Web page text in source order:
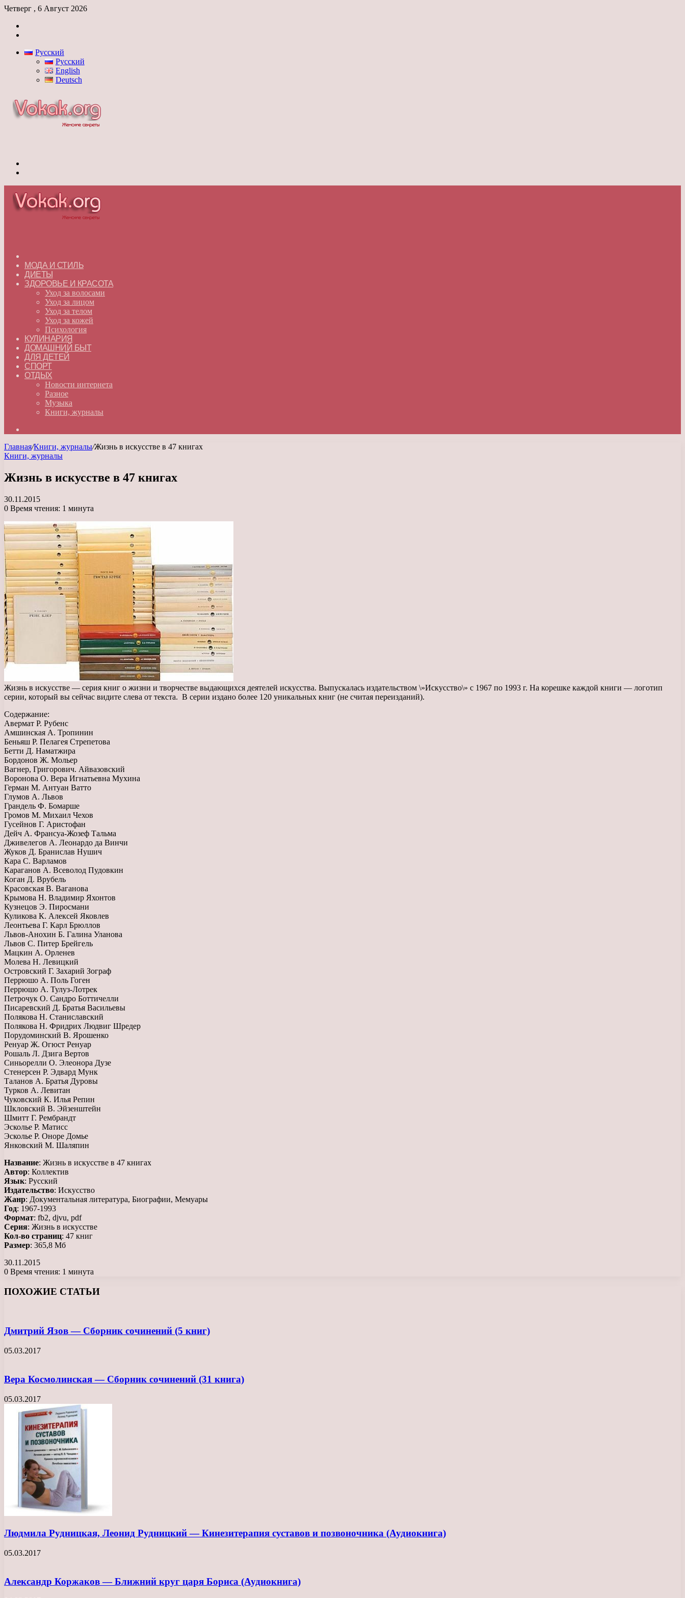
Четверг , 6 Август 2026
Русский
Русский
English
Deutsch
МОДА И СТИЛЬ
ДИЕТЫ
ЗДОРОВЬЕ И КРАСОТА
Уход за волосами
Уход за лицом
Уход за телом
Уход за кожей
Психология
КУЛИНАРИЯ
ДОМАШНИЙ БЫТ
ДЛЯ ДЕТЕЙ
СПОРТ
ОТДЫХ
Новости интернета
Разное
Музыка
Книги, журналы
Главная/Книги, журналы/Жизнь в искусстве в 47 книгах
Книги, журналы
Жизнь в искусстве в 47 книгах
30.11.2015
0 Время чтения: 1 минута
Жизнь в искусстве — серия книг о жизни и творчестве выдающихся деятелей искусства. Выпускалась издательством \»Искусство\» с 1967 по 1993 г. На корешке каждой книги — логотип
серии, который вы сейчас видите слева от текста. В серии издано более 120 уникальных книг (не считая переизданий).
Содержание:
Авермат Р. Рубенс
Амшинская А. Тропинин
Беньяш Р. Пелагея Стрепетова
Бетти Д. Наматжира
Бордонов Ж. Мольер
Вагнер, Григорович. Айвазовский
Воронова О. Вера Игнатьевна Мухина
Герман М. Антуан Ватто
Глумов А. Львов
Грандель Ф. Бомарше
Громов М. Михаил Чехов
Гусейнов Г. Аристофан
Дейч А. Франсуа-Жозеф Тальма
Дживелегов А. Леонардо да Винчи
Жуков Д. Бранислав Нушич
Кара С. Варламов
Караганов А. Всеволод Пудовкин
Коган Д. Врубель
Красовская В. Ваганова
Крымова Н. Владимир Яхонтов
Кузнецов Э. Пиросмани
Куликова К. Алексей Яковлев
Леонтьева Г. Карл Брюллов
Львов-Анохин Б. Галина Уланова
Львов С. Питер Брейгель
Мацкин А. Орленев
Молева Н. Левицкий
Островский Г. Захарий Зограф
Перрюшо А. Поль Гоген
Перрюшо А. Тулуз-Лотрек
Петрочук О. Сандро Боттичелли
Писаревский Д. Братья Васильевы
Полякова Н. Станиславский
Полякова Н. Фридрих Людвиг Шредер
Порудоминский В. Ярошенко
Ренуар Ж. Огюст Ренуар
Рошаль Л. Дзига Вертов
Синьорелли О. Элеонора Дузе
Стенерсен Р. Эдвард Мунк
Таланов А. Братья Дуровы
Турков А. Левитан
Чуковский К. Илья Репин
Шкловский В. Эйзенштейн
Шмитт Г. Рембрандт
Эсколье Р. Матисс
Эсколье Р. Оноре Домье
Янковский М. Шаляпин
Название: Жизнь в искусстве в 47 книгах
Автор: Коллектив
Язык: Русский
Издательство: Искусство
Жанр: Документальная литература, Биографии, Мемуары
Год: 1967-1993
Формат: fb2, djvu, pdf
Серия: Жизнь в искусстве
Кол-во страниц: 47 книг
Размер: 365,8 Мб
30.11.2015
0 Время чтения: 1 минута
ПОХОЖИЕ СТАТЬИ
Дмитрий Язов — Сборник сочинений (5 книг)
05.03.2017
Вера Космолинская — Сборник сочинений (31 книга)
05.03.2017
Людмила Рудницкая, Леонид Рудницкий — Кинезитерапия суставов и позвоночника (Аудиокнига)
05.03.2017
Александр Коржаков — Ближний круг царя Бориса (Аудиокнига)